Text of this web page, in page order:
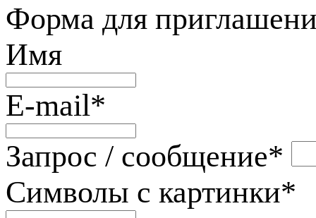
Форма для
Имя
E-mail*
Запрос / сообщение*
Символы с картинки*